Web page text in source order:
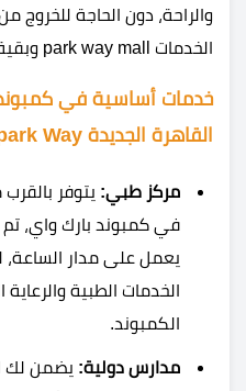
والراحة، دون الحاجة للخروج
الخدمات park way mall وبقية الخدمات جاءت كالتالى:
خدمات أساسية في
القاهرة الجديدة park Way
مركز طبي: يتوفر
في كمبوند بارك واي،
يعمل على مدار
الخدمات الطبية
الكمبوند.
مدارس دولية: يضمن لك